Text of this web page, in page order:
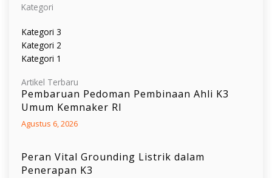
Kategori
Kategori 3
Kategori 2
Kategori 1
Artikel Terbaru
Pembaruan Pedoman Pembinaan Ahli K3
Umum Kemnaker RI
Agustus 6, 2026
Peran Vital Grounding Listrik dalam
Penerapan K3